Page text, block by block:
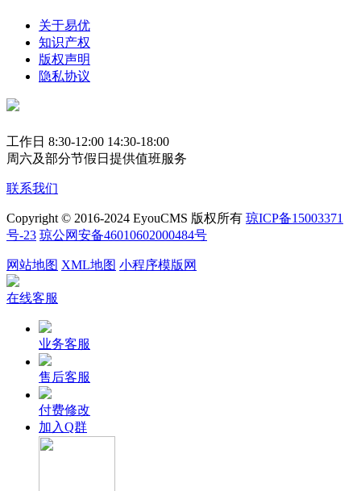
关于易优
知识产权
版权声明
隐私协议
工作日 8:30-12:00 14:30-18:00
周六及部分节假日提供值班服务
联系我们
Copyright © 2016-2024 EyouCMS 版权所有 琼ICP备15003371
号-23 琼公网安备46010602000484号
网站地图 XML地图 小程序模版网
在线客服
业务客服
售后客服
付费修改
加入Q群